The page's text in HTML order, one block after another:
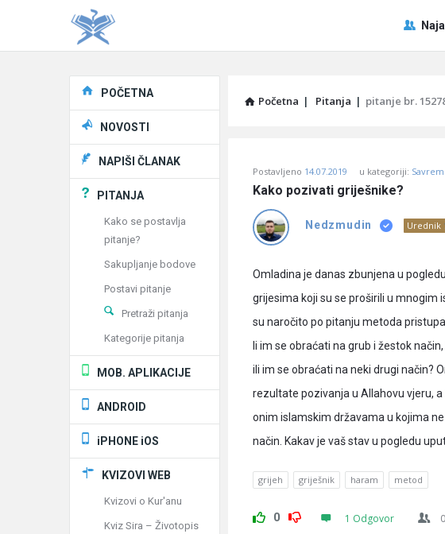
Pitaj
Početna | Pitanja | pitanje br.
Učene
Latest
Pitanja
Postavljeno 14.07.2019 u kategoriji:
Kako pozivati griješnike?
Nedzmudin Urednik
Omladina je danas zbunjena u
grijesima koji su se proširili u mnogim
su naročito po pitanju metoda
li im se obraćati na grub i žestok
ili im se obraćati na neki drugi način?
rezultate pozivanja u Allahovu vjeru,
onim islamskim državama u kojima
način. Kakav je vaš stav u pogledu
grijeh griješnik haram metod
0 1 Odgovor 0
Explore
POČETNA
NOVOSTI
NAPIŠI ČLANAK
PITANJA
Kako se postavlja
pitanje?
Sakupljanje bodove
Postavi pitanje
Pretraži pitanja
Kategorije pitanja
MOB. APLIKACIJE
ANDROID
iPHONE iOS
KVIZOVI WEB
Kvizovi o Kur'anu
Kviz Sira – Životopis